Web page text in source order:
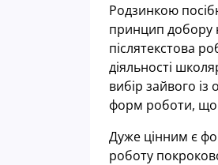
Родзинкою
принцип добору
післятекстова
діяльності
вибір зайвого
форм роботи, що
Дуже цінним є
роботу